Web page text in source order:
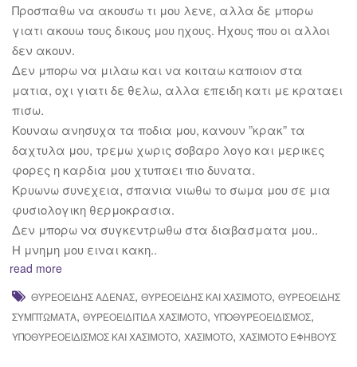
Προσπαθω να ακουσω τι μου λενε, αλλα δε μπορω
γιατι ακουω τους δικους μου ηχους. Ηχους που οι αλλοι
δεν ακουν.
Δεν μπορω να μιλαω και να κοιταω καποιον στα
ματια, οχι γιατι δε θελω, αλλα επειδη κατι με κραταει
πισω.
Κουναω ανησυχα τα ποδια μου, κανουν ”κρακ” τα
δαχτυλα μου, τρεμω χωρις σοβαρο λογο και μερικες
φορες η καρδια μου χτυπαει πιο δυνατα.
Κρυωνω συνεχεια, σπανια νιωθω το σωμα μου σε μια
φυσιολογικη θερμοκρασια.
Δεν μπορω να συγκεντρωθω στα διαβασματα μου..
Η μνημη μου ειναι κακη..
read more
ΘΥΡΕΟΕΙΔΉΣ ΑΔΈΝΑΣ, ΘΥΡΕΟΕΙΔΉΣ ΚΑΙ ΧΑΣΙΜΟΤΟ, ΘΥΡΕΟΕΙΔΉΣ
ΣΥΜΠΤΏΜΑΤΑ, ΘΥΡΕΟΕΙΔΊΤΙΔΑ ΧΑΣΙΜΟΤΟ, ΥΠΟΘΥΡΕΟΕΙΔΙΣΜΌΣ,
ΥΠΟΘΥΡΕΟΕΙΔΙΣΜΌΣ ΚΑΙ ΧΑΣΙΜΌΤΟ, ΧΑΣΙΜΌΤΟ, ΧΑΣΙΜΌΤΟ ΕΦΉΒΟΥΣ